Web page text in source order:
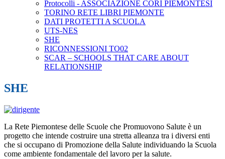
Protocolli - ASSOCIAZIONE CORI PIEMONTESI
TORINO RETE LIBRI PIEMONTE
DATI PROTETTI A SCUOLA
UTS-NES
SHE
RICONNESSIONI TO02
SCAR – SCHOOLS THAT CARE ABOUT
RELATIONSHIP
SHE
La Rete Piemontese delle Scuole che Promuovono Salute è un
progetto che intende costruire una stretta alleanza tra i diversi enti
che si occupano di Promozione della Salute individuando la Scuola
come ambiente fondamentale del lavoro per la salute.